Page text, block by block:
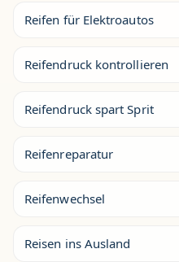
Reifen für Elektroautos
Reifendruck kontrollieren
Reifendruck spart Sprit
Reifenreparatur
Reifenwechsel
Reisen ins Ausland